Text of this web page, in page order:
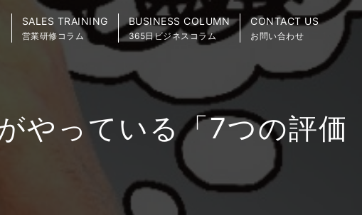
SALES TRAINING
営業研修コラム
BUSINESS COLUMN
365日ビジネスコラム
CONTACT US
お問い合わせ
やっている「7つの評価